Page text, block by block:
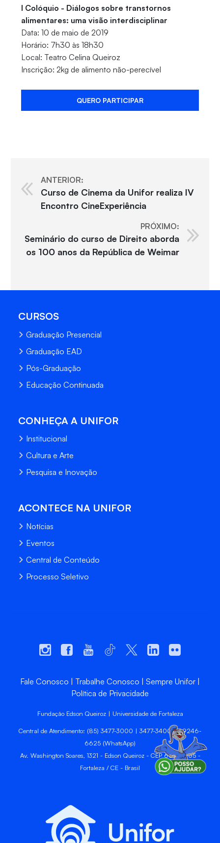
I Colóquio - Diálogos sobre transtornos
alimentares: uma visão interdisciplinar
Data: 10 de maio de 2019
Horário: 7h30 às 18h30
Local: Teatro Celina Queiroz
Inscrição: 2kg de alimento não-perecível
QUERO PARTICIPAR
ANTERIOR:
Curso de Cinema da Unifor realiza IV
Encontro CineExperiência
PRÓXIMO:
Seminário do curso de Direito aborda
os 100 anos da República de Weimar
CURSOS
Graduação Presencial
Graduação EAD
Pós-Graduação
Educação Continuada
CONHEÇA A UNIFOR
Institucional
Cultura e Arte
Pesquisa e Inovação
ACONTECE NA UNIFOR
Notícias
Eventos
Central de Conteúdo
Processo Seletivo
Fale Conosco Trabalhe Conosco
Sempre Unifor
Política de Privacidade
Fundação Edson Queiroz | Universidade de Fortaleza
Central de Atendimento: (85) 3477-3000 | 3477-3400 | 99246-
6625 (WhatsApp)
Av. Washington Soares, 1321 - Edson Queiroz - CEP 60811-905 -
Fortaleza / CE - Brasil